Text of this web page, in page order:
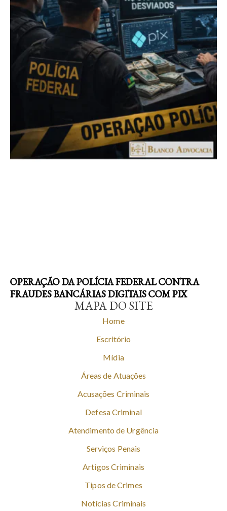
OPERAÇÃO DA POLÍCIA FEDERAL CONTRA
FRAUDES BANCÁRIAS DIGITAIS COM PIX
MAPA DO SITE
Home
Escritório
Mídia
Áreas de Atuações
Acusações Criminais
Defesa Criminal
Atendimento de Urgência
Serviços Penais
Artigos Criminais
Tipos de Crimes
Notícias Criminais